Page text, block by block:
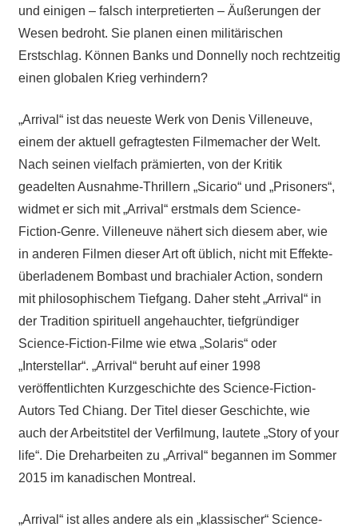
und einigen – falsch interpretierten – Äußerungen der
Wesen bedroht. Sie planen einen militärischen
Erstschlag. Können Banks und Donnelly noch rechtzeitig
einen globalen Krieg verhindern?
„Arrival“ ist das neueste Werk von Denis Villeneuve,
einem der aktuell gefragtesten Filmemacher der Welt.
Nach seinen vielfach prämierten, von der Kritik
geadelten Ausnahme-Thrillern „Sicario“ und „Prisoners“,
widmet er sich mit „Arrival“ erstmals dem Science-
Fiction-Genre. Villeneuve nähert sich diesem aber, wie
in anderen Filmen dieser Art oft üblich, nicht mit Effekte-
überladenem Bombast und brachialer Action, sondern
mit philosophischem Tiefgang. Daher steht „Arrival“ in
der Tradition spirituell angehauchter, tiefgründiger
Science-Fiction-Filme wie etwa „Solaris“ oder
„Interstellar“. „Arrival“ beruht auf einer 1998
veröffentlichten Kurzgeschichte des Science-Fiction-
Autors Ted Chiang. Der Titel dieser Geschichte, wie
auch der Arbeitstitel der Verfilmung, lautete „Story of your
life“. Die Dreharbeiten zu „Arrival“ begannen im Sommer
2015 im kanadischen Montreal.
„Arrival“ ist alles andere als ein „klassischer“ Science-